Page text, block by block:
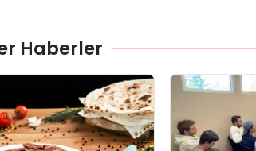
Haberler